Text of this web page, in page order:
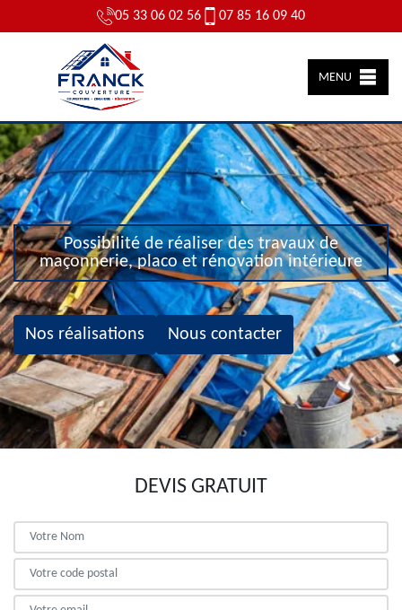
05 33 06 02 56 07 85 16 09 40
MENU
Possibilité de réaliser des travaux de
maçonnerie, placo et rénovation intérieure
Nos réalisations Nous contacter
DEVIS GRATUIT